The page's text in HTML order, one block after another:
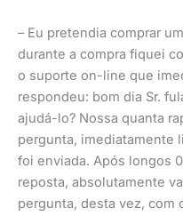
– Eu pretendia comprar
durante a compra fiquei
o suporte on-line que
respondeu: bom dia Sr.
ajudá-lo? Nossa quanta
pergunta, imediatamente
foi enviada. Após longos
reposta, absolutamente
pergunta, desta vez, com